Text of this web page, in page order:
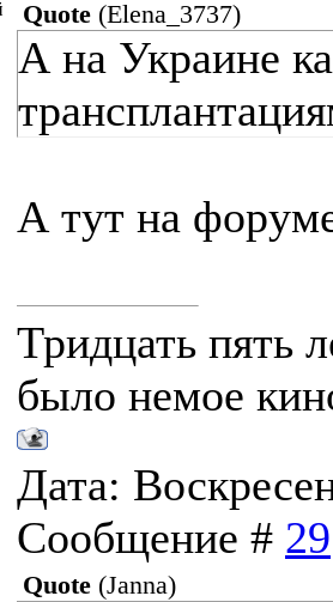
Quote (Elena_3737)
А на Украине
А тут на
Тридцать пять
было немое
Дата:
Сообщение # 29
Quote (Janna)